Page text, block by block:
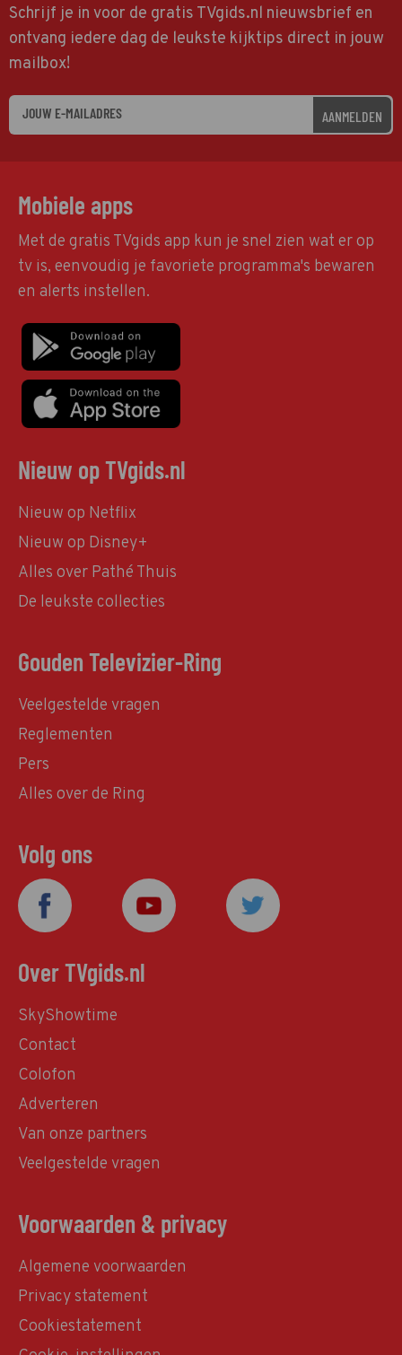
Schrijf je in voor de gratis TVgids.nl nieuwsbrief en
ontvang iedere dag de leukste kijktips direct in jouw
mailbox!
AANMELDEN
Mobiele apps
Met de gratis TVgids app kun je snel zien wat er op
tv is, eenvoudig je favoriete programma's bewaren
en alerts instellen.
Nieuw op TVgids.nl
Nieuw op Netflix
Nieuw op Disney+
Alles over Pathé Thuis
De leukste collecties
Gouden Televizier-Ring
Veelgestelde vragen
Reglementen
Pers
Alles over de Ring
Volg ons
Over TVgids.nl
SkyShowtime
Contact
Colofon
Adverteren
Van onze partners
Veelgestelde vragen
Voorwaarden & privacy
Algemene voorwaarden
Privacy statement
Cookiestatement